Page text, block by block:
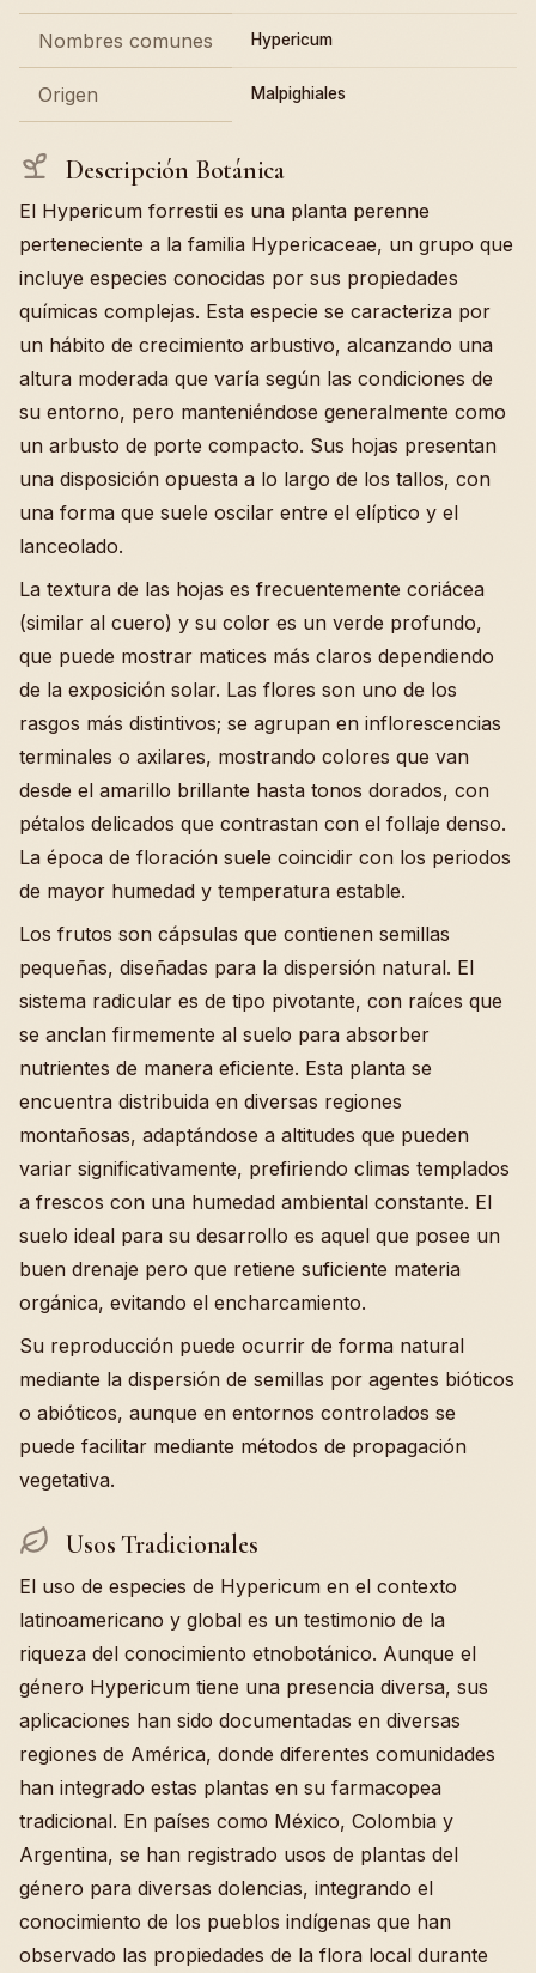
Nombres comunes Hypericum
Origen Malpighiales
Descripción Botánica
El Hypericum forrestii es una planta perenne
perteneciente a la familia Hypericaceae, un grupo que
incluye especies conocidas por sus propiedades
químicas complejas. Esta especie se caracteriza por
un hábito de crecimiento arbustivo, alcanzando una
altura moderada que varía según las condiciones de
su entorno, pero manteniéndose generalmente como
un arbusto de porte compacto. Sus hojas presentan
una disposición opuesta a lo largo de los tallos, con
una forma que suele oscilar entre el elíptico y el
lanceolado.
La textura de las hojas es frecuentemente coriácea
(similar al cuero) y su color es un verde profundo,
que puede mostrar matices más claros dependiendo
de la exposición solar. Las flores son uno de los
rasgos más distintivos; se agrupan en inflorescencias
terminales o axilares, mostrando colores que van
desde el amarillo brillante hasta tonos dorados, con
pétalos delicados que contrastan con el follaje denso.
La época de floración suele coincidir con los periodos
de mayor humedad y temperatura estable.
Los frutos son cápsulas que contienen semillas
pequeñas, diseñadas para la dispersión natural. El
sistema radicular es de tipo pivotante, con raíces que
se anclan firmemente al suelo para absorber
nutrientes de manera eficiente. Esta planta se
encuentra distribuida en diversas regiones
montañosas, adaptándose a altitudes que pueden
variar significativamente, prefiriendo climas templados
a frescos con una humedad ambiental constante. El
suelo ideal para su desarrollo es aquel que posee un
buen drenaje pero que retiene suficiente materia
orgánica, evitando el encharcamiento.
Su reproducción puede ocurrir de forma natural
mediante la dispersión de semillas por agentes bióticos
o abióticos, aunque en entornos controlados se
puede facilitar mediante métodos de propagación
vegetativa.
Usos Tradicionales
El uso de especies de Hypericum en el contexto
latinoamericano y global es un testimonio de la
riqueza del conocimiento etnobotánico. Aunque el
género Hypericum tiene una presencia diversa, sus
aplicaciones han sido documentadas en diversas
regiones de América, donde diferentes comunidades
han integrado estas plantas en su farmacopea
tradicional. En países como México, Colombia y
Argentina, se han registrado usos de plantas del
género para diversas dolencias, integrando el
conocimiento de los pueblos indígenas que han
observado las propiedades de la flora local durante